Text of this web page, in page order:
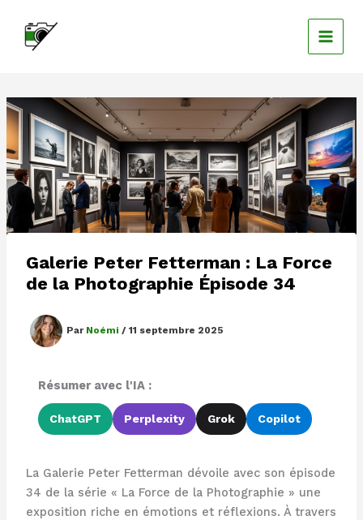
contenu
Galerie Peter Fetterman : La Force
de la Photographie Épisode 34
Par Noémi / 11 septembre 2025
Résumer avec l'IA :
ChatGPT Perplexity Grok Copilot
La Galerie Peter Fetterman dévoile avec son épisode
34 de la série « La Force de la Photographie » une
exposition riche en émotions et réflexions. À travers